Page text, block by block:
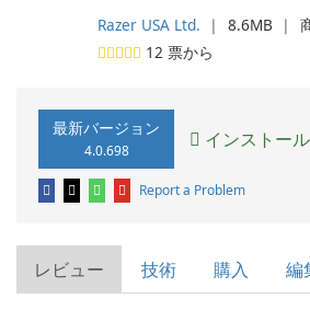
Razer USA Ltd. ❘ 8.6MB ❘
12 票から
最新バージョン
4.0.698 インストー
Report a Problem
レビュー 技術 購入 編